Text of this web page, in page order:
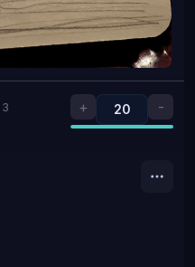
+ 20 -
3